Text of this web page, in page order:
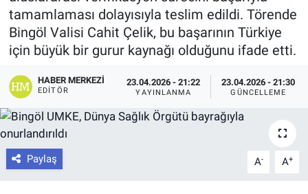
tamamlaması dolayısıyla teslim edildi. Törende
Bingöl Valisi Cahit Çelik, bu başarının Türkiye
için büyük bir gurur kaynağı olduğunu ifade etti.
HABER MERKEZI
EDITÖR
23.04.2026 - 21:22
YAYINLANMA
23.04.2026 - 21:30
GÜNCELLEME
Paylaş A- A+